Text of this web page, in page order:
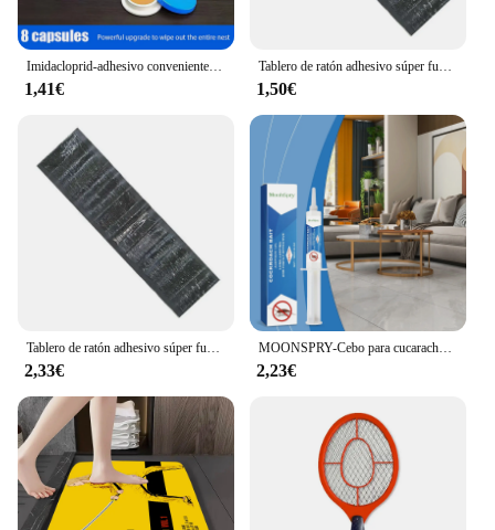
making them a popular choice for vendors and
suppliers looking to expand their product offerings.
Imidacloprid-adhesivo conveniente para matar cucarachas, cebo de pegamento seguro para cucarachas de larga duración, no tóxico, 8 piezas
1,41€
Tablero de ratón adhesivo súper fuerte, trampa de ratón de gran tamaño, tablero de rata de pegamento, no tóxico, ecológico, también para matar plagas en el hogar, 120x28cm
1,50€
Tablero de ratón adhesivo súper fuerte, trampa de ratón de gran tamaño, tablero de ratas de pegamento no tóxico, herramienta ecológica para matar plagas para el hogar, 120x28cm
2,33€
MOONSPRY-Cebo para cucarachas en gel para interiores, cebo para matar cucarachas, para el hogar, cocina
2,23€